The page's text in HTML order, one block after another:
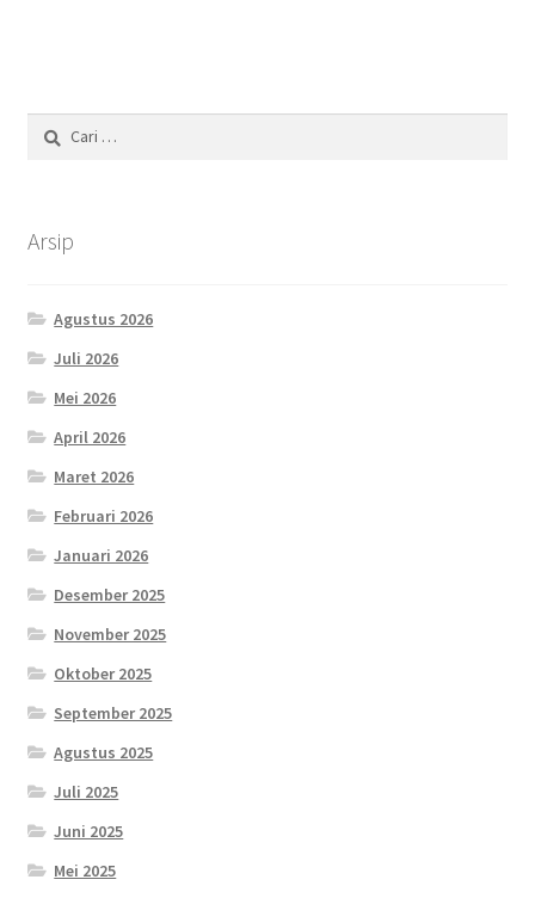
Cari
untuk:
Arsip
Agustus 2026
Juli 2026
Mei 2026
April 2026
Maret 2026
Februari 2026
Januari 2026
Desember 2025
November 2025
Oktober 2025
September 2025
Agustus 2025
Juli 2025
Juni 2025
Mei 2025